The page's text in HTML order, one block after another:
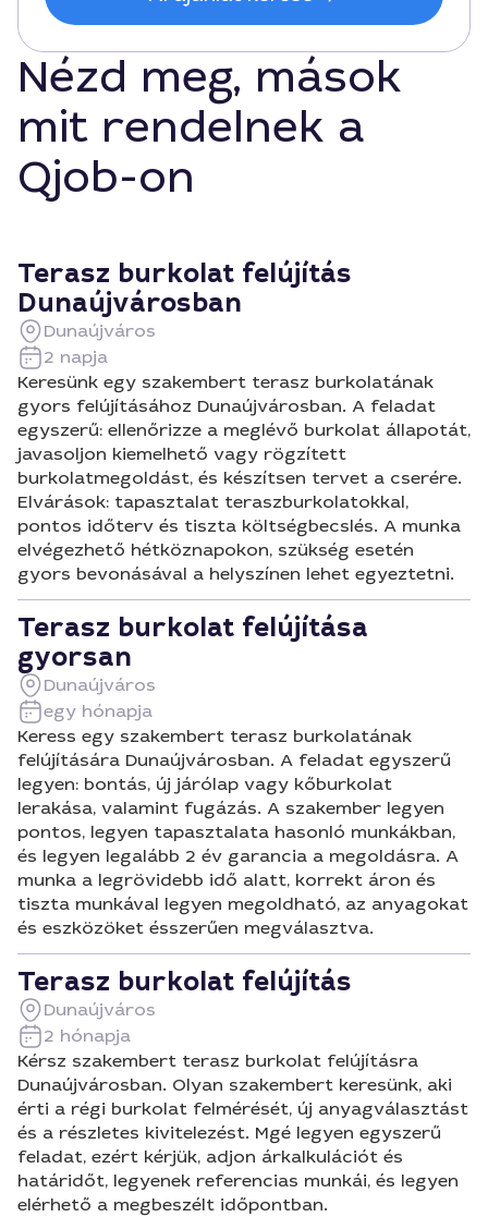
Nézd meg, mások
mit rendelnek a
Qjob-on
Terasz burkolat felújítás
Dunaújvárosban
Dunaújváros
2 napja
Keresünk egy szakembert terasz burkolatának
gyors felújításához Dunaújvárosban. A feladat
egyszerű: ellenőrizze a meglévő burkolat állapotát,
javasoljon kiemelhető vagy rögzített
burkolatmegoldást, és készítsen tervet a cserére.
Elvárások: tapasztalat teraszburkolatokkal,
pontos időterv és tiszta költségbecslés. A munka
elvégezhető hétköznapokon, szükség esetén
gyors bevonásával a helyszínen lehet egyeztetni.
Terasz burkolat felújítása
gyorsan
Dunaújváros
egy hónapja
Keress egy szakembert terasz burkolatának
felújítására Dunaújvárosban. A feladat egyszerű
legyen: bontás, új járólap vagy kőburkolat
lerakása, valamint fugázás. A szakember legyen
pontos, legyen tapasztalata hasonló munkákban,
és legyen legalább 2 év garancia a megoldásra. A
munka a legrövidebb idő alatt, korrekt áron és
tiszta munkával legyen megoldható, az anyagokat
és eszközöket ésszerűen megválasztva.
Terasz burkolat felújítás
Dunaújváros
2 hónapja
Kérsz szakembert terasz burkolat felújításra
Dunaújvárosban. Olyan szakembert keresünk, aki
érti a régi burkolat felmérését, új anyagválasztást
és a részletes kivitelezést. Mgé legyen egyszerű
feladat, ezért kérjük, adjon árkalkulációt és
határidőt, legyenek referencias munkái, és legyen
elérhető a megbeszélt időpontban.